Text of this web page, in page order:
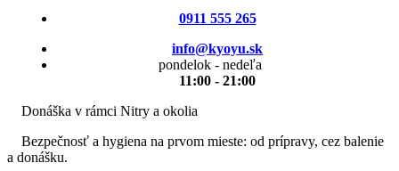
0911 555 265
info@kyoyu.sk
pondelok - nedeľa
11:00 - 21:00
Donáška v rámci Nitry a okolia
Bezpečnosť a hygiena na prvom mieste: od prípravy, cez balenie
a donášku.